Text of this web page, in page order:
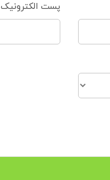
پست الکترونیک